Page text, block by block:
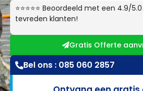
⭐⭐⭐⭐⭐ Beoordeeld met een 4.9/
tevreden klanten!
Gratis Offerte
Bel ons : 085 060 2857